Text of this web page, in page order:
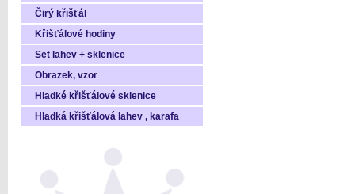
Čirý křišťál
Křišťálové hodiny
Set lahev + sklenice
Obrazek, vzor
Hladké křišťálové sklenice
Hladká křišťálová lahev , karafa